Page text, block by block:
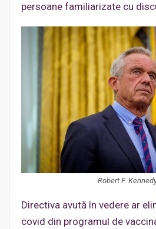
persoane familiarizate cu
Robert F.
Directiva avută în vedere ar
covid din programul de